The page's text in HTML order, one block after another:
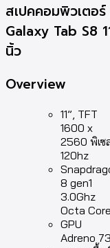
สเปคคอมพิวเตอร์
Galaxy Tab S8
นิ้ว
Overview
11”, TFT
1600 x
2560 พิเซ
120hz
8 gen1
3.0Ghz
Octa Core
GPU
Adreno